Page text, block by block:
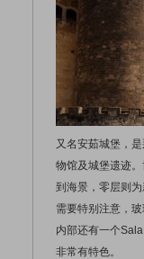
又名安茹城堡，
物馆及城堡遗迹
到海景，零层则
需要特别注意，
内部还有一个
非常有特色。